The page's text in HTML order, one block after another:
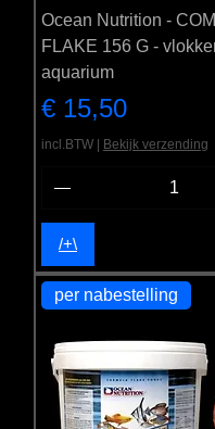
Ocean Nutrition -
FLAKE 156 G -
aquarium
Prijs
€ 15,50
incl.BTW Bekijk verzending
/+\
per nabestelling